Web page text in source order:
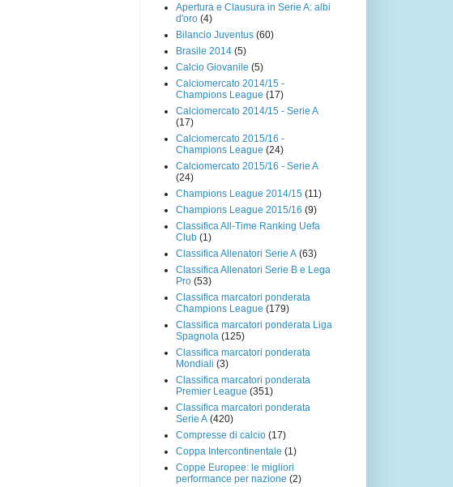
Apertura e Clausura in Serie A: albi
d'oro (4)
Bilancio Juventus (60)
Brasile 2014 (5)
Calcio Giovanile (5)
Calciomercato 2014/15 -
Champions League (17)
Calciomercato 2014/15 - Serie A
(17)
Calciomercato 2015/16 -
Champions League (24)
Calciomercato 2015/16 - Serie A
(24)
Champions League 2014/15 (11)
Champions League 2015/16 (9)
Classifica All-Time Ranking Uefa
Club (1)
Classifica Allenatori Serie A (63)
Classifica Allenatori Serie B e Lega
Pro (53)
Classifica marcatori ponderata
Champions League (179)
Classifica marcatori ponderata Liga
Spagnola (125)
Classifica marcatori ponderata
Mondiali (3)
Classifica marcatori ponderata
Premier League (351)
Classifica marcatori ponderata
Serie A (420)
Compresse di calcio (17)
Coppa Intercontinentale (1)
Coppe Europee: le migliori
performance per nazione (2)